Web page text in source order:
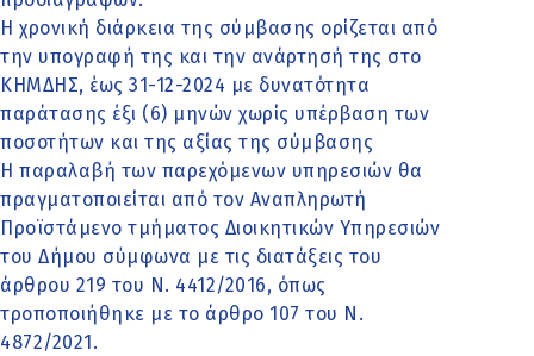
Η χρονική διάρκεια της σύμβασης ορίζεται από
την υπογραφή της και την ανάρτησή της στο
ΚΗΜΔΗΣ, έως 31-12-2024 με δυνατότητα
παράτασης έξι (6) μηνών χωρίς υπέρβαση των
ποσοτήτων και της αξίας της σύμβασης
Η παραλαβή των παρεχόμενων υπηρεσιών θα
πραγματοποιείται από τον Αναπληρωτή
Προϊστάμενο τμήματος Διοικητικών Υπηρεσιών
του Δήμου σύμφωνα με τις διατάξεις του
άρθρου 219 του Ν. 4412/2016, όπως
τροποποιήθηκε με το άρθρο 107 του Ν.
4872/2021.